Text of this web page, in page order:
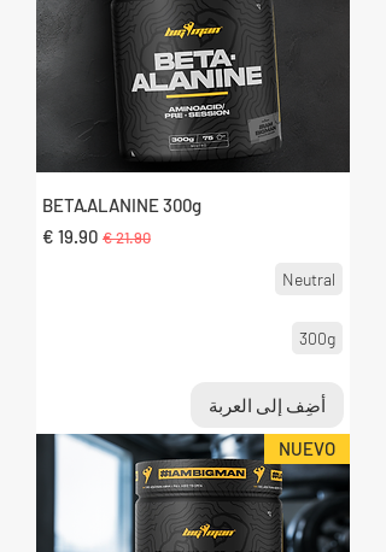
BETA·ALANINE 300g
سعر عاديسعر البيع
Neutral
300g
أضِف إلى العربة
NUEVO